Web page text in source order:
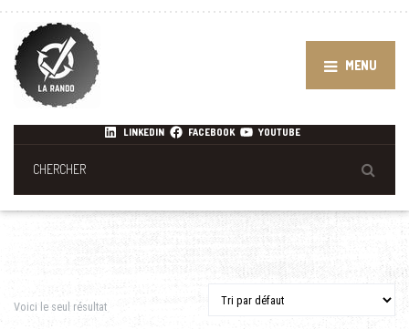
MENU
LINKEDIN FACEBOOK YOUTUBE
Voici le seul résultat